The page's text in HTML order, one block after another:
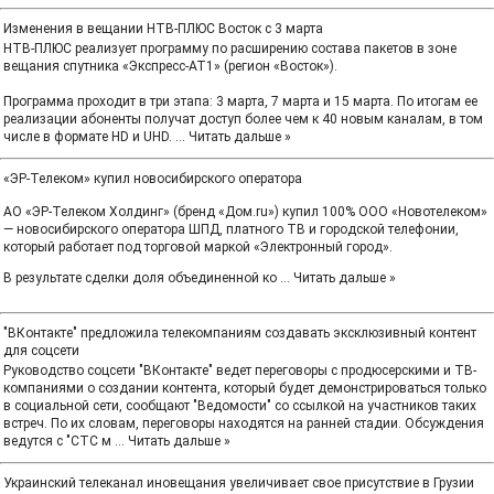
Изменения в вещании НТВ‑ПЛЮС Восток с 3 марта
НТВ‑ПЛЮС реализует программу по расширению состава пакетов в зоне
вещания спутника «Экспресс‑АТ1» (регион «Восток»).
Программа проходит в три этапа: 3 марта, 7 марта и 15 марта. По итогам ее
реализации абоненты получат доступ более чем к 40 новым каналам, в том
числе в формате HD и UHD. ... Читать дальше »
«ЭР-Телеком» купил новосибирского оператора
АО «ЭР-Телеком Холдинг» (бренд «Дом.ru») купил 100% ООО «Новотелеком»
— новосибирского оператора ШПД, платного ТВ и городской телефонии,
который работает под торговой маркой «Электронный город».
В результате сделки доля объединенной ко ... Читать дальше »
"ВКонтакте" предложила телекомпаниям создавать эксклюзивный контент
для соцсети
Руководство соцсети "ВКонтакте" ведет переговоры с продюсерскими и ТВ-
компаниями о создании контента, который будет демонстрироваться только
в социальной сети, сообщают "Ведомости" со ссылкой на участников таких
встреч. По их словам, переговоры находятся на ранней стадии. Обсуждения
ведутся с "СТС м ... Читать дальше »
Украинский телеканал иновещания увеличивает свое присутствие в Грузии